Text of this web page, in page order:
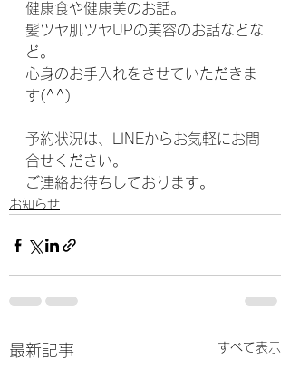
健康食や健康美のお話。
髪ツヤ肌ツヤUPの美容のお話などな
ど。
心身のお手入れをさせていただきま
す(^^)
予約状況は、LINEからお気軽にお問
合せください。
ご連絡お待ちしております。
お知らせ
最新記事 すべて表示